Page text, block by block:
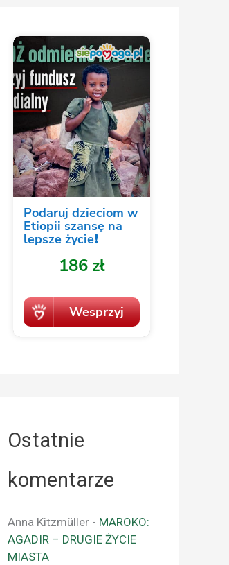
Ostatnie
komentarze
Anna Kitzmüller - MAROKO:
AGADIR – DRUGIE ŻYCIE
MIASTA